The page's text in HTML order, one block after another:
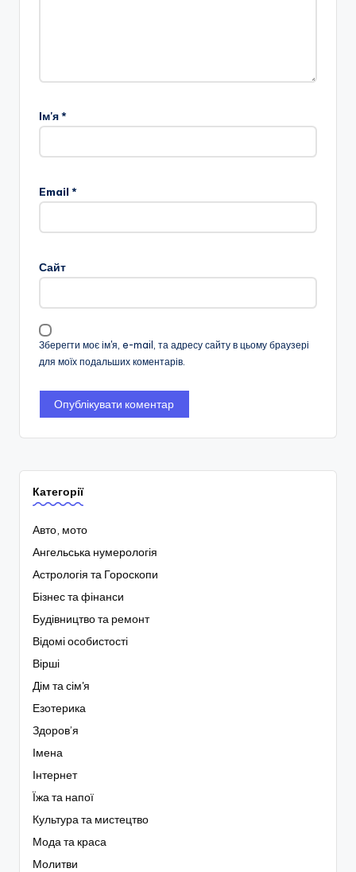
Ім'я*
Email *
Сайт
Зберегти моє ім'я, e-mail, та адресу сайту в цьому браузері
для моїх подальших коментарів.
Категорії
Авто, мото
Ангельська нумерологія
Астрологія та Гороскопи
Бізнес та фінанси
Будівництво та ремонт
Відомі особистості
Вірші
Дім та сім'я
Езотерика
Здоров’я
Імена
Інтернет
Їжа та напої
Культура та мистецтво
Мода та краса
Молитви